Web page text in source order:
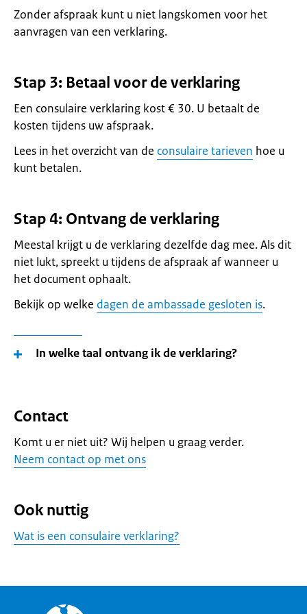
Zonder afspraak kunt u niet langskomen voor het
aanvragen van een verklaring.
Stap 3: Betaal voor de verklaring
Een consulaire verklaring kost € 30. U betaalt de
kosten tijdens uw afspraak.
Lees in het overzicht van de consulaire tarieven hoe u
kunt betalen.
Stap 4: Ontvang de verklaring
Meestal krijgt u de verklaring dezelfde dag mee. Als dit
niet lukt, spreekt u tijdens de afspraak af wanneer u
het document ophaalt.
Bekijk op welke dagen de ambassade gesloten is.
In welke taal ontvang ik de verklaring?
Contact
Komt u er niet uit? Wij helpen u graag verder.
Neem contact op met ons
Ook nuttig
Wat is een consulaire verklaring?